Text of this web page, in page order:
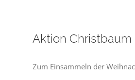
Aktion Christbaum
Zum Einsammeln der